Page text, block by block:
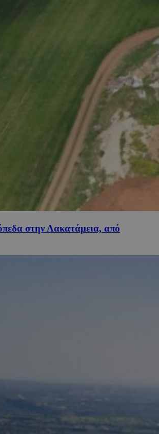
στην Λακατάμεια, από